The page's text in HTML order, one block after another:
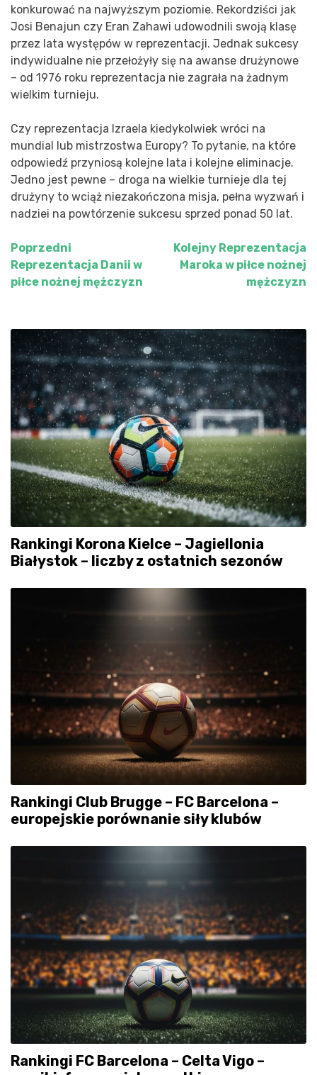
konkurować na najwyższym poziomie. Rekordziści jak
Josi Benajun czy Eran Zahawi udowodnili swoją klasę
przez lata występów w reprezentacji. Jednak sukcesy
indywidualne nie przełożyły się na awanse drużynowe
– od 1976 roku reprezentacja nie zagrała na żadnym
wielkim turnieju.
Czy reprezentacja Izraela kiedykolwiek wróci na
mundial lub mistrzostwa Europy? To pytanie, na które
odpowiedź przyniosą kolejne lata i kolejne eliminacje.
Jedno jest pewne – droga na wielkie turnieje dla tej
drużyny to wciąż niezakończona misja, pełna wyzwań i
nadziei na powtórzenie sukcesu sprzed ponad 50 lat.
Nawigacja
wpisu
Poprzedni
Reprezentacja Danii w
piłce nożnej mężczyzn
Kolejny Reprezentacja
Maroka w piłce nożnej
mężczyzn
Rankingi Korona Kielce – Jagiellonia
Białystok – liczby z ostatnich sezonów
Rankingi Club Brugge – FC Barcelona –
europejskie porównanie siły klubów
Rankingi FC Barcelona – Celta Vigo –